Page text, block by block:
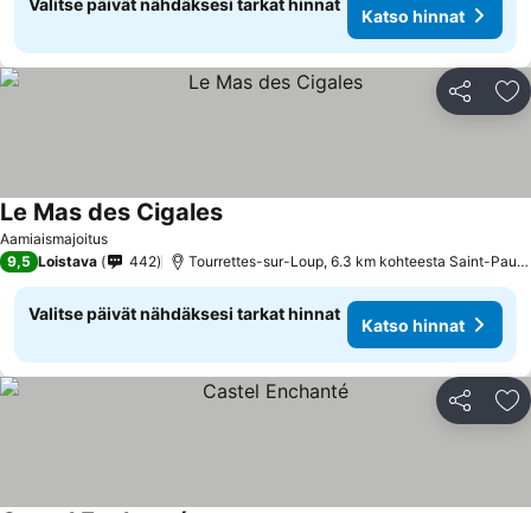
Valitse päivät nähdäksesi tarkat hinnat
Katso hinnat
Jaa
Aamiaismajoitus
Le Mas des CigalesKatso hinnat
9,5 Loistava 442 Tourrettes-sur-Loup, 6.3 km kohteesta Saint-
Valitse päivät nähdäksesi tarkat hinnat
Katso hinnat
Jaa